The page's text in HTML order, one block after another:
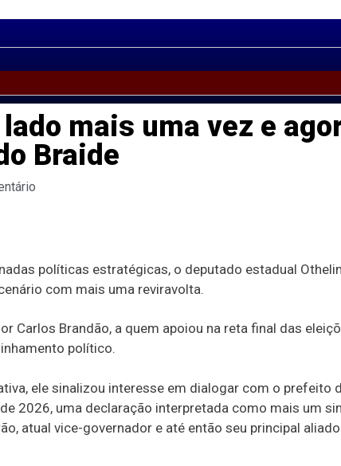
mais uma vez e
Braide
políticas estratégicas, o deputado estadual
com mais uma reviravolta.
Carlos Brandão, a quem apoiou na reta final das
político.
ele sinalizou interesse em dialogar com o prefeito
2026, uma declaração interpretada como mais um
atual vice-governador e até então seu principal